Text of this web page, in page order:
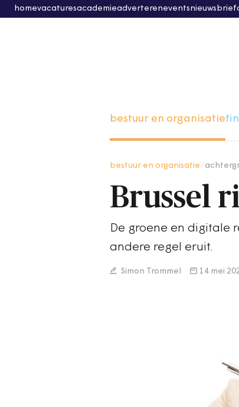
homevacaturesacademieadvertereneventsnieuwsbrief
bestuur en organisatie
bestuur en organisatie
Brussel
De groene en digitale
andere regel eruit.
Simon Trommel 14 mei